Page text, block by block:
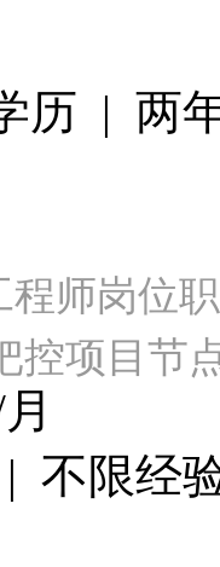
历 | 两
程师岗位
控项目
不限经